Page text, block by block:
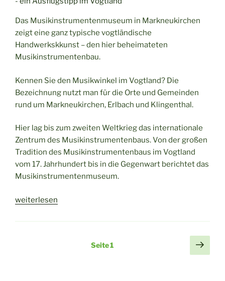
Das Musikinstrumentenmuseum in Markneukirchen
zeigt eine ganz typische vogtländische
Handwerkskkunst – den hier beheimateten
Musikinstrumentenbau.
Kennen Sie den Musikwinkel im Vogtland? Die
Bezeichnung nutzt man für die Orte und Gemeinden
rund um Markneukirchen, Erlbach und Klingenthal.
Hier lag bis zum zweiten Weltkrieg das internationale
Zentrum des Musikinstrumentenbaus. Von der großen
Tradition des Musikinstrumentenbaus im Vogtland
vom 17. Jahrhundert bis in die Gegenwart berichtet das
Musikinstrumentenmuseum.
„Musikinstrumentenmuseum
Markneukirchen
weiterlesen
Seitennummerierung
Seite1